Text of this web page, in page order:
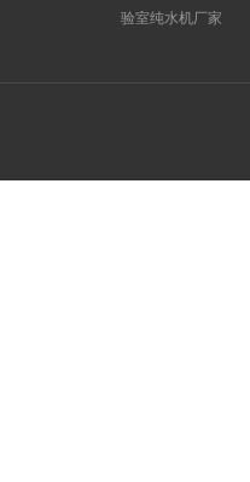
验室纯水机厂家